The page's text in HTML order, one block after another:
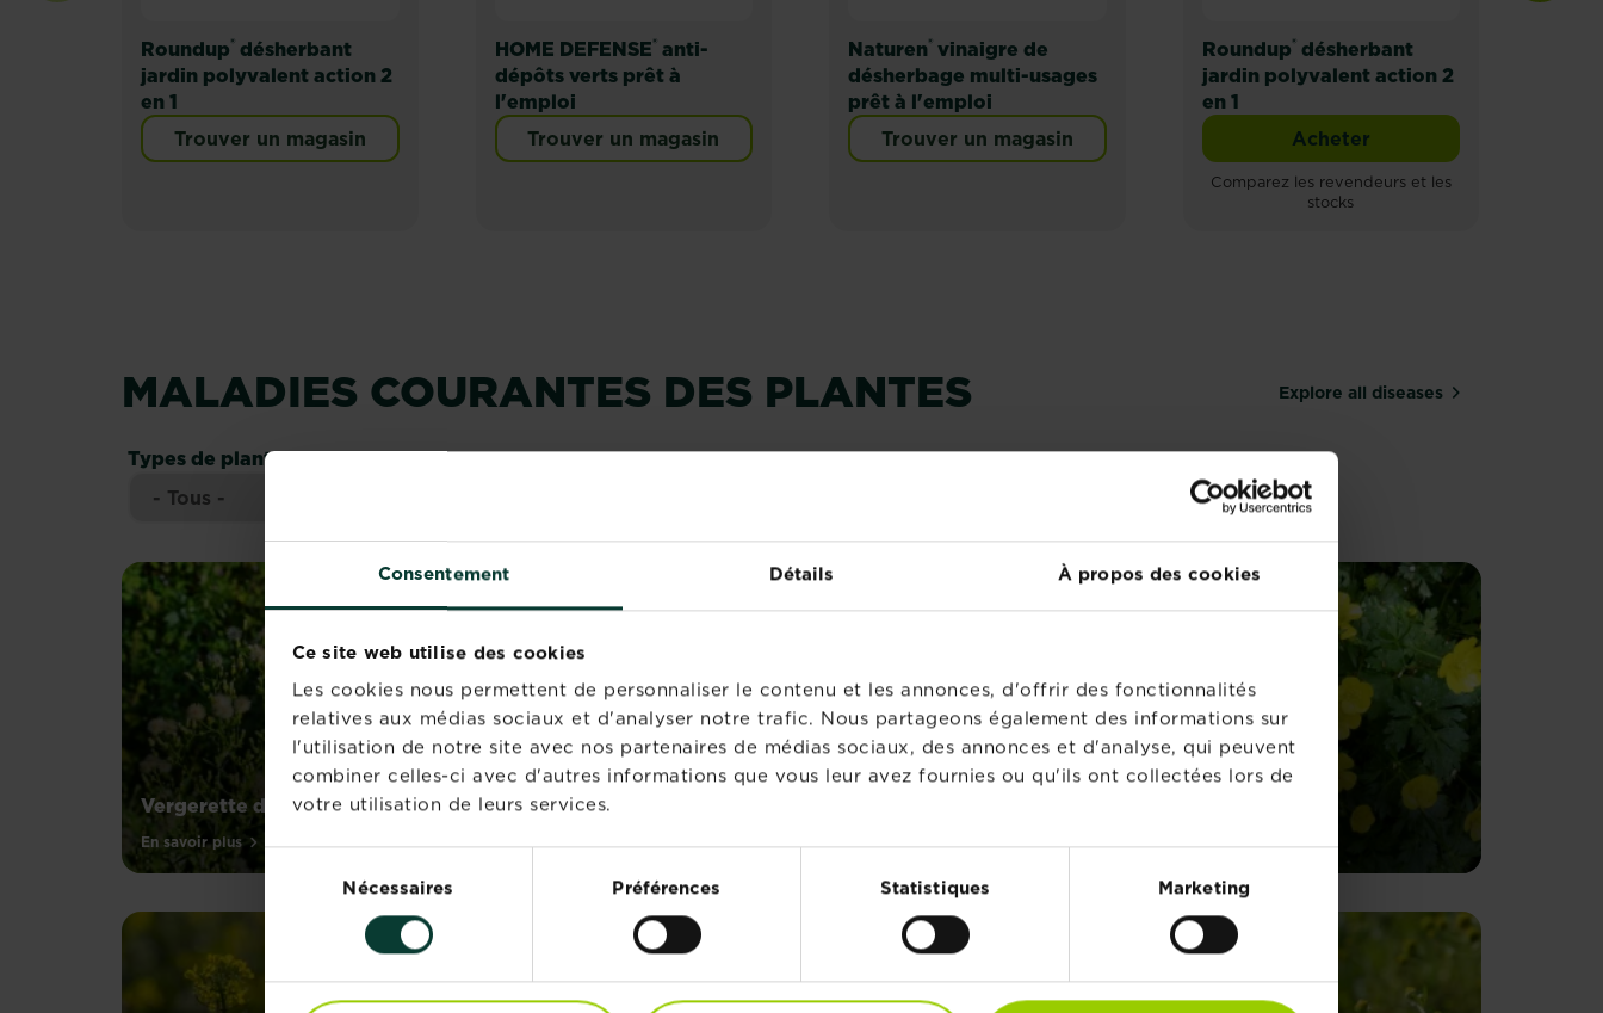
Consentement Détails À propos des cookies
Ce site web utilise des cookies
Les cookies nous permettent de personnaliser le contenu et les annonces, d'offrir des fonctionnalités
relatives aux médias sociaux et d'analyser notre trafic. Nous partageons également des informations sur
l'utilisation de notre site avec nos partenaires de médias sociaux, des annonces et d'analyse, qui peuvent
combiner celles-ci avec d'autres informations que vous leur avez fournies ou qu'ils ont collectées lors de
votre utilisation de leurs services.
consentement
Nécessaires Préférences Statistiques Marketing
Roundup® désherbant
jardin polyvalent action 2
en 1
Trouver un magasin
HOME DEFENSE® anti-
dépôts verts prêt à
l'emploi
Trouver un magasin
Naturen® vinaigre de
désherbage multi-usages
prêt à l'emploi
Trouver un magasin
Roundup® désherbant
jardin polyvalent action 2
en 1
AcheterRoundup® désherbant
Comparez les revendeurs et les
stocks
MALADIES COURANTES DES PLANTES Explore all diseases
Types de plantes
Vergerette du Canada
En savoir plus
Spergule des champs
En savoir plus En savoir plus En savoir plus